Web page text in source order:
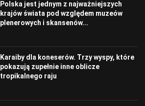
Polska jest jednym z najważniejszych
krajów świata pod względem muzeów
plenerowych i skansenów...
Karaiby dla koneserów. Trzy wyspy, które
pokazują zupełnie inne oblicze
tropikalnego raju